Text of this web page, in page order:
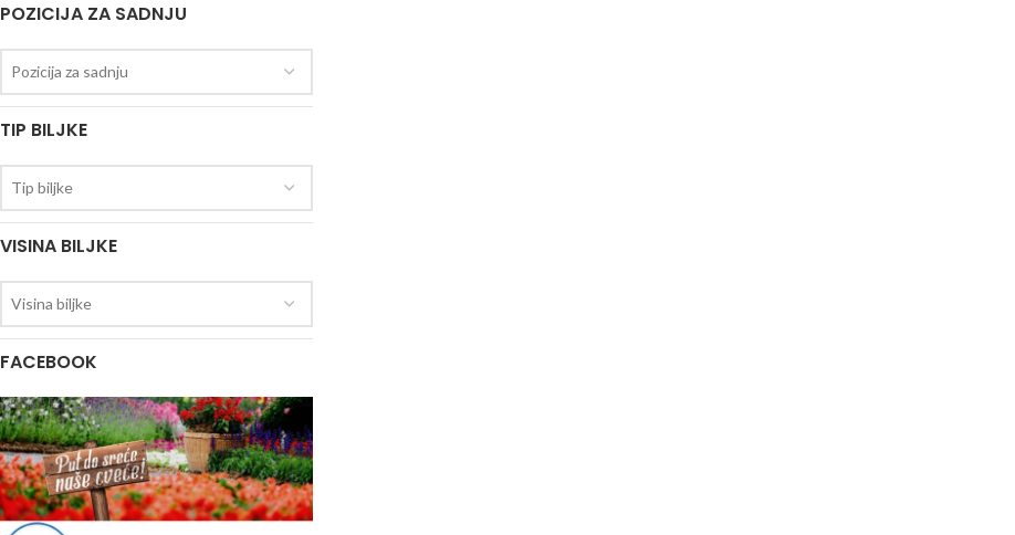
POZICIJA ZA SADNJU
Pozicija za sadnju
TIP BILJKE
Tip biljke
VISINA BILJKE
Visina biljke
FACEBOOK